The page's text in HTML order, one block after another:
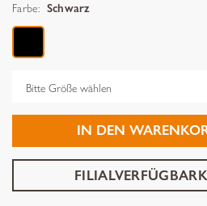
Farbe: Schwarz
IN DEN